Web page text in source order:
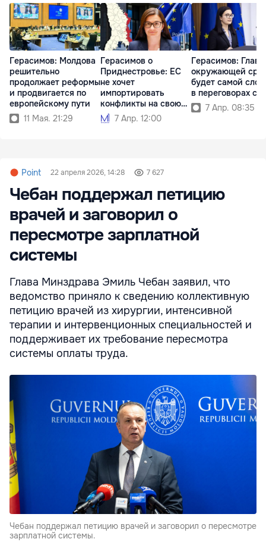
Герасимов: Молдова
решительно
продолжает реформы
и продвигается по
европейскому пути
11 Мая. 21:29
Герасимов о
Приднестровье: ЕС
не хочет
импортировать
конфликты на свою
территорию
7 Апр. 12:00
Герасимов: Глава
окружающей
будет самой
в переговорах с
7 Апр. 08:35
Point 22 апреля 2026, 14:28 7 627
Чебан поддержал петицию
врачей и заговорил о
пересмотре зарплатной
системы
Глава Минздрава Эмиль Чебан заявил, что
ведомство приняло к сведению коллективную
петицию врачей из хирургии, интенсивной
терапии и интервенционных специальностей и
поддерживает их требование пересмотра
системы оплаты труда.
Чебан поддержал петицию врачей и заговорил о пересмотре
зарплатной системы.